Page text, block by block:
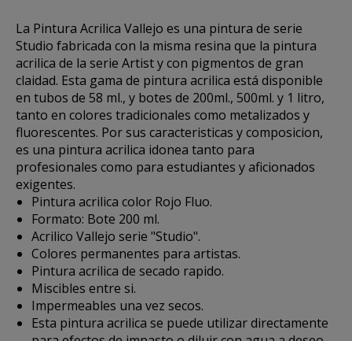
La Pintura Acrilica Vallejo es una pintura de serie
Studio fabricada con la misma resina que la pintura
acrilica de la serie Artist y con pigmentos de gran
claidad. Esta gama de pintura acrilica está disponible
en tubos de 58 ml., y botes de 200ml., 500ml. y 1 litro,
tanto en colores tradicionales como metalizados y
fluorescentes. Por sus caracteristicas y composicion,
es una pintura acrilica idonea tanto para
profesionales como para estudiantes y aficionados
exigentes.
Pintura acrilica color Rojo Fluo.
Formato: Bote 200 ml.
Acrilico Vallejo serie "Studio".
Colores permanentes para artistas.
Pintura acrilica de secado rapido.
Miscibles entre si.
Impermeables una vez secos.
Esta pintura acrilica se puede utilizar directamente